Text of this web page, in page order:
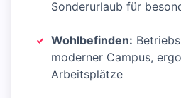
Sonderurlaub für
Wohlbefinden:
moderner Campus,
Arbeitsplätze